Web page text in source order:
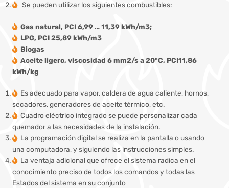
Se pueden utilizar los siguientes combustibles:
Gas natural, PCI 6,99 … 11,39 kWh/m3;
LPG, PCI 25,89 kWh/m3
Biogas
Aceite ligero, viscosidad 6 mm2/s a 20°C, PCI11,86
kWh/kg
Es adecuado para vapor, caldera de agua caliente, hornos,
secadores, generadores de aceite térmico, etc.
Cuadro eléctrico integrado se puede personalizar cada
quemador a las necesidades de la instalación.
La programación digital se realiza en la pantalla o usando
una computadora, y siguiendo las instrucciones simples.
La ventaja adicional que ofrece el sistema radica en el
conocimiento preciso de todos los comandos y todas las
Estados del sistema en su conjunto